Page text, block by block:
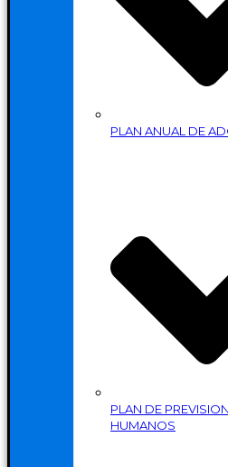
PLAN ANUAL DE
PLAN DE
HUMANOS